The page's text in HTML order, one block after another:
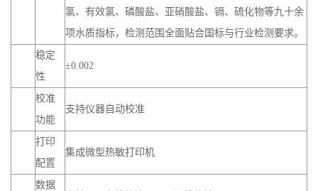
氯、有效氯、磷酸盐、亚硝酸盐、镉、硫化物等九十余
项水质指标，检测范围全面贴合国标与行业检测要求。
稳定
性
±0.002
校准
功能
支持仪器自动校准
打印
配置
集成微型热敏打印机
数据